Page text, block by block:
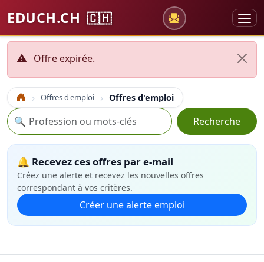
EDUCH.CH 🇨🇭
Offre expirée.
Accueil Offres d'emploi Offres d'emploi
Recherche
🔍 Recherche
🔔 Recevez ces offres par e-mail
Créez une alerte et recevez les nouvelles offres
correspondant à vos critères.
Créer une alerte emploi